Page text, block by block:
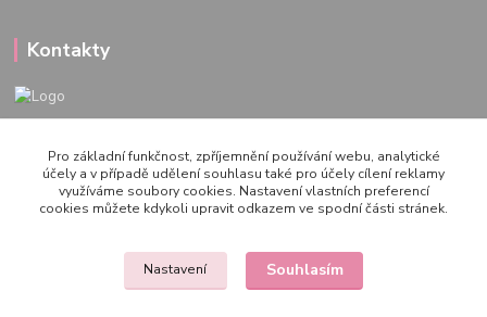
Kontakty
PO-PÁ 10-20h., SO+NE 14-20h.
zemepanenek@gmail.com
Pro základní funkčnost, zpříjemnění používání webu, analytické
účely a v případě udělení souhlasu také pro účely cílení reklamy
využíváme soubory cookies. Nastavení vlastních preferencí
cookies můžete kdykoli upravit odkazem ve spodní části stránek.
Nastavení Souhlasím